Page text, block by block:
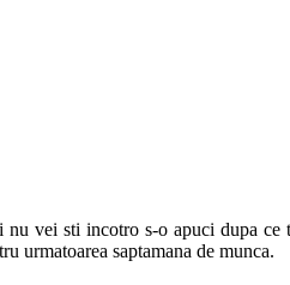
nu vei sti incotro s-o apuci dupa ce
urmatoarea saptamana de munca.